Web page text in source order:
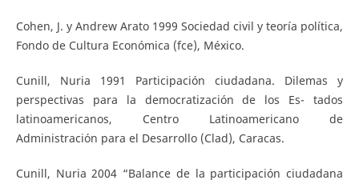
Cohen, J. y Andrew Arato 1999 Sociedad civil y teoría política,
Fondo de Cultura Económica (fce), México.
Cunill, Nuria 1991 Participación ciudadana. Dilemas y
perspectivas para la democratización de los Es- tados
latinoamericanos, Centro Latinoamericano de
Administración para el Desarrollo (Clad), Caracas.
Cunill, Nuria 2004 “Balance de la participación ciudadana